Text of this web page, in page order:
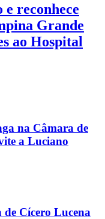
e reconhece
Grande
ao Hospital
na Câmara de
a Luciano
Cícero Lucena